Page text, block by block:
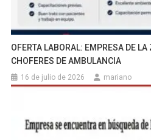
OFERTA LABORAL: EMPRESA DE
CHOFERES DE AMBULANCIA
16 de julio de 2026 mariano